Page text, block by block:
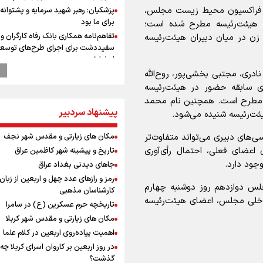
فراکسیون محیط زیست مجلس،
هیئت‌رئیسه مطرح شده است؛
در میان دبیران هیئت‌رئیسه
مجتبی بخشی‌پور، روح‌الله
سابقه حضور در هیئت‌رئیسه
مطرح است. همچنین نام محمد
شنیده می‌شود.
دبیری می‌تواند متفاوت‌تر
اعضای فعلی، احتمال رأی‌آوری
دارد.
دوازدهم روز دوشنبه چهارم
شد و طبق ماده ۱۲ آیین‌نامه داخلی مجلس، اعضای هیئت‌رئیسه
پزشکیان: رهبر شهید سرمایه و
برای ما بود
تفاهم‌نامه همکاری بانک رفاه کارگران
سفیددشت برای اجرای طرح‌های
امضا شد
گزارشی از ورود وزیر ورزش و جوانان
عماد احمدوند : نسخه نانویی برای حل
بحران منابع آبی کشور
رهبر شهید انقلاب: ادّعاهای دروغین
آمریکایی‌ها باید افشا شود
یحیی سریع: در عملیاتی گسترده
نظامی وابسته به عربستان را هدف قرار
در مرزهای شلمچه و چذابه ثبت شد /
هزار موکب در خوزستان و
نجف تا کربلا
امیررضا غلامی، ملی پوش تکواندو :
روی مسابقات پاکستان است نه بازی
پیشنهاد سردبیر
مکان های زیارتی و مقدس شهر نجف
تاریخ و پیشینه شهر کاظمین عراق
جاهای دیدنی بغداد عراق
رمز و رازهای عدد چهل و اربعین از زبان
کارشناسان مذهبی
تاریخچه حرم عسکرین (ع) در سامرا
مکان های زیارتی و مقدس شهر کربلا
اهمیت پیاده‌روی اربعین در کلام علما
در روز اربعین بر کاروان اسرای کربلا چه
گذشت؟